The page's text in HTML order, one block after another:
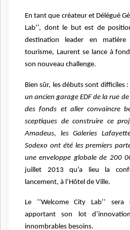
En tant que créateur et Délégué
Lab’’, dont le but est de
destination leader en matière
tourisme, Laurent se lance à
son nouveau challenge.
Bien sûr, les débuts sont difficiles :
un ancien garage EDF de la rue
des fonds et aller convaincre
sceptiques de construire ce
Amadeus, les Galeries
Sodexo ont été les premiers
une enveloppe globale de 200
juillet 2013 qu’a lieu la
lancement, à l’Hôtel de Ville.
Le ‘’Welcome City Lab’’
apportant son lot
innombrables besoins.